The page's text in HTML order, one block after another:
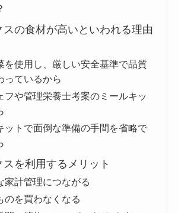
スの食材が高いといわれる理由
を使用し、厳しい安全基準で品質
っているから
フや管理栄養士考案のミールキッ
ットで面倒な準備の手間を省略で
スを利用するメリット
家計管理につながる
のを買わなくなる